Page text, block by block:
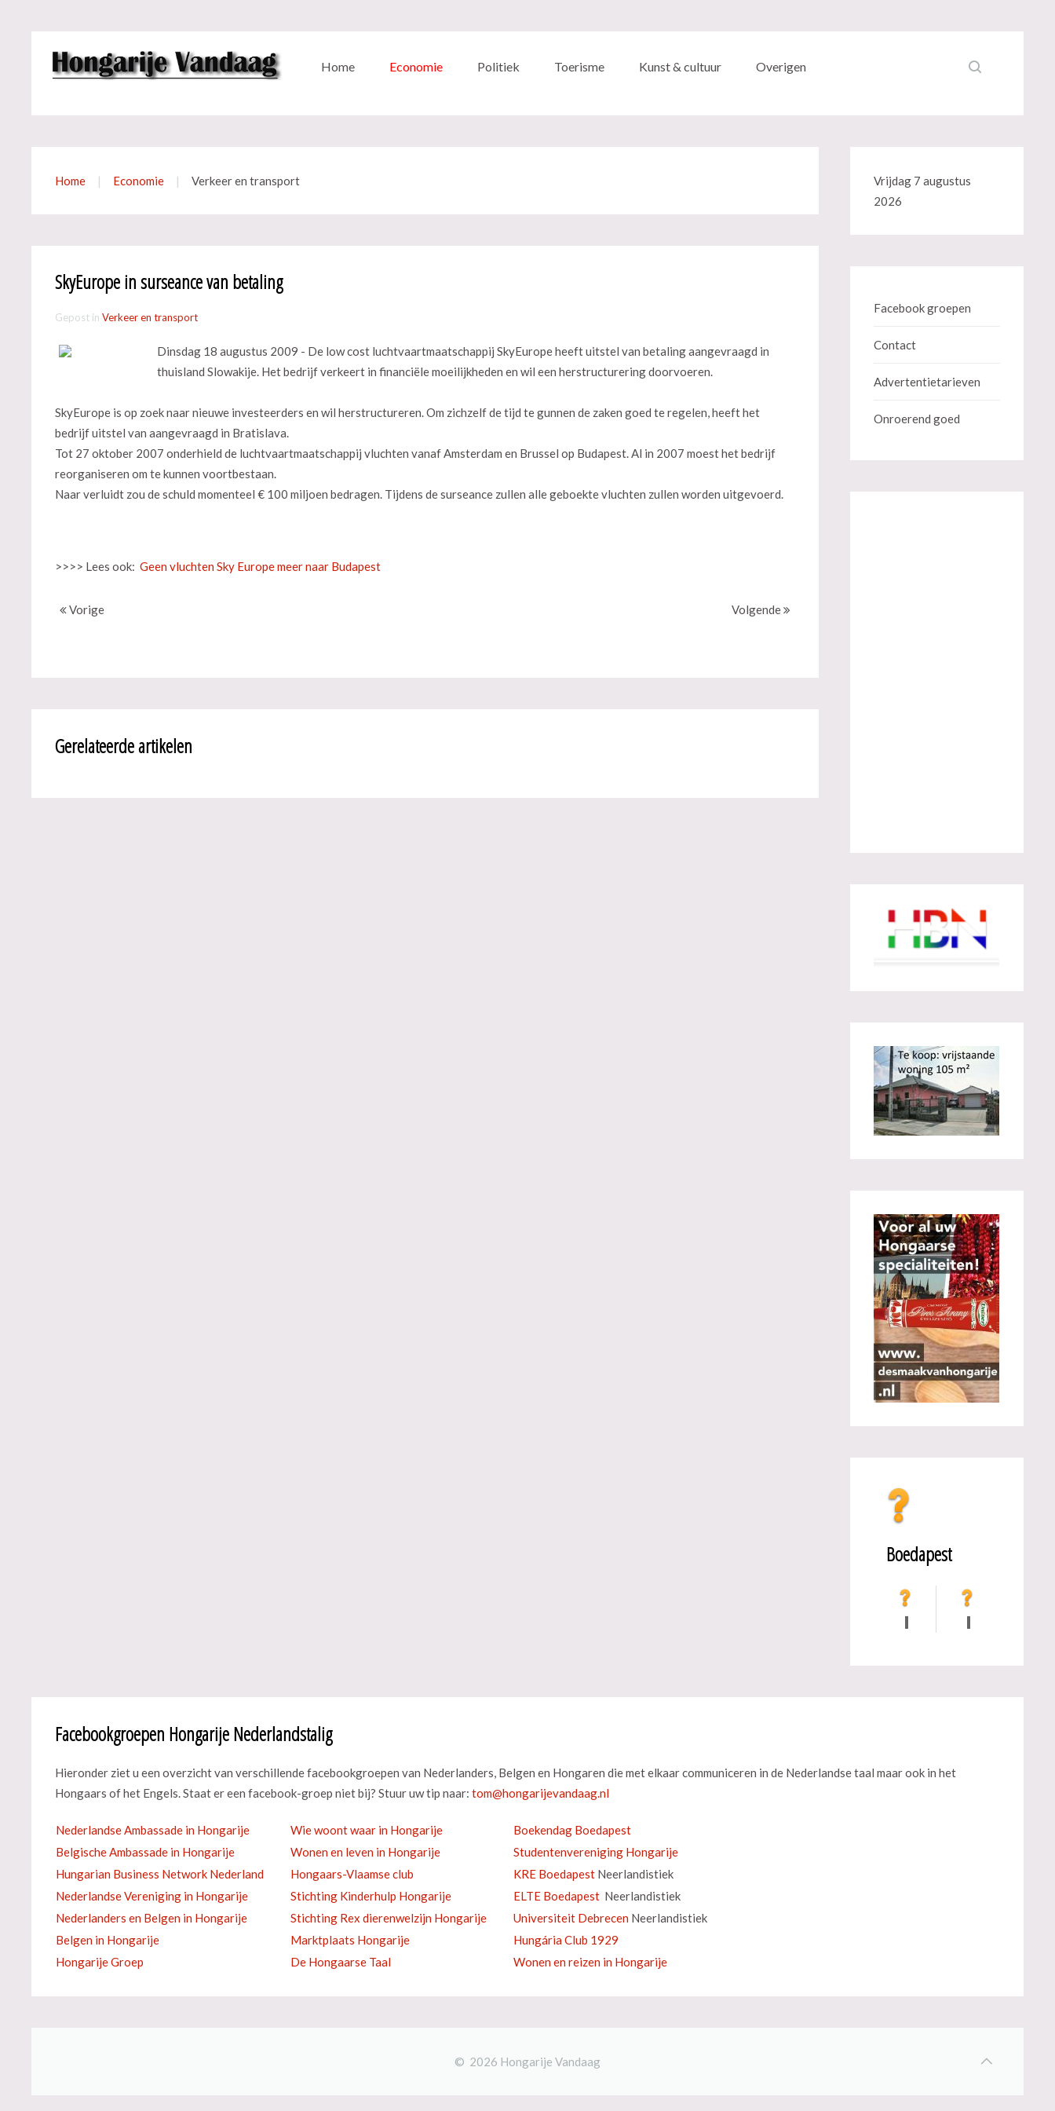
Home Economie Politiek Toerisme Kunst & cultuur Overigen
Home Economie Verkeer en transport
SkyEurope in surseance van betaling
Gepost in Verkeer en transport
Dinsdag 18 augustus 2009 - De low cost luchtvaartmaatschappij SkyEurope heeft uitstel van betaling aangevraagd in
thuisland Slowakije. Het bedrijf verkeert in financiële moeilijkheden en wil een herstructurering doorvoeren.
SkyEurope is op zoek naar nieuwe investeerders en wil herstructureren. Om zichzelf de tijd te gunnen de zaken goed te regelen, heeft het
bedrijf uitstel van aangevraagd in Bratislava.
Tot 27 oktober 2007 onderhield de luchtvaartmaatschappij vluchten vanaf Amsterdam en Brussel op Budapest. Al in 2007 moest het bedrijf
reorganiseren om te kunnen voortbestaan.
Naar verluidt zou de schuld momenteel € 100 miljoen bedragen. Tijdens de surseance zullen alle geboekte vluchten zullen worden uitgevoerd.
>>>> Lees ook: Geen vluchten Sky Europe meer naar Budapest
Vorige Volgende
Gerelateerde artikelen
Vrijdag 7 augustus
2026
Facebook groepen
Contact
Advertentietarieven
Onroerend goed
Boedapest
Facebookgroepen Hongarije Nederlandstalig
Hieronder ziet u een overzicht van verschillende facebookgroepen van Nederlanders, Belgen en Hongaren die met elkaar communiceren in de Nederlandse taal maar ook in het
Hongaars of het Engels. Staat er een facebook-groep niet bij? Stuur uw tip naar:
Nederlandse Ambassade in Hongarije Wie woont waar in Hongarije
Boekendag Boedapest
Belgische Ambassade in Hongarije
Wonen en leven in Hongarije
Studentenvereniging Hongarije
Hungarian Business Network Nederland
Hongaars-Vlaamse club KRE Boedapest Neerlandistiek
Nederlandse Vereniging in Hongarije
Stichting Kinderhulp Hongarije ELTE Boedapest Neerlandistiek
Nederlanders en Belgen in Hongarije
Stichting Rex dierenwelzijn Hongarije Universiteit Debrecen Neerlandistiek
Belgen in Hongarije
Marktplaats Hongarije
Hungária Club 1929
Hongarije Groep
De Hongaarse Taal Wonen en reizen in Hongarije
© 2026 Hongarije Vandaag